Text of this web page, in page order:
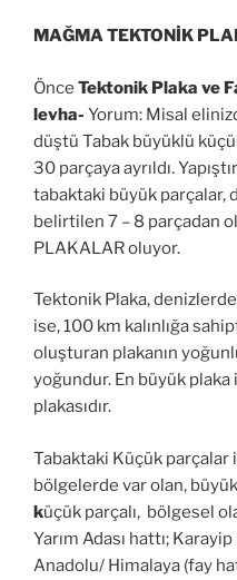
MAĞMA TEKTONİK
Önce Tektonik Plaka ve
levha- Yorum: Misal
düştü Tabak büyüklü
30 parçaya ayrıldı.
tabaktaki büyük parçalar,
belirtilen 7 – 8 parçadan
PLAKALAR oluyor.
Tektonik Plaka,
ise, 100 km kalınlığa
oluşturan plakanın
yoğundur. En büyük
plakasıdır.
Tabaktaki Küçük parçalar
bölgelerde var olan,
küçük parçalı, bölgesel
Yarım Adası hattı;
Anadolu/ Himalaya (fay